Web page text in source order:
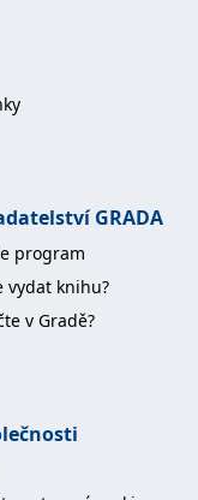
GRADA
program
vydat knihu?
v Gradě?